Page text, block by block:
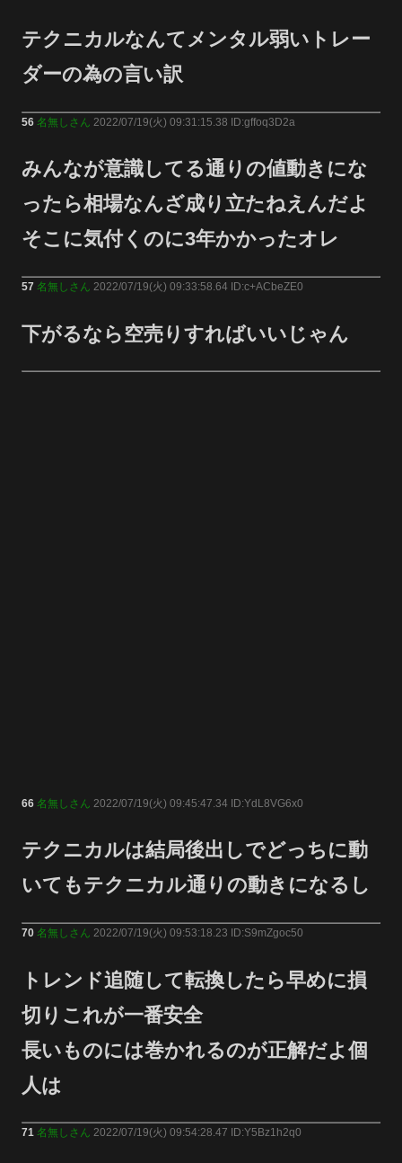
テクニカルなんてメンタル弱いトレー
ダーの為の言い訳
56 名無しさん 2022/07/19(火) 09:31:15.38 ID:gffoq3D2a
みんなが意識してる通りの値動きにな
ったら相場なんざ成り立たねえんだよ
そこに気付くのに3年かかったオレ
57 名無しさん 2022/07/19(火) 09:33:58.64 ID:c+ACbeZE0
下がるなら空売りすればいいじゃん
66 名無しさん 2022/07/19(火) 09:45:47.34 ID:YdL8VG6x0
テクニカルは結局後出しでどっちに動
いてもテクニカル通りの動きになるし
70 名無しさん 2022/07/19(火) 09:53:18.23 ID:S9mZgoc50
トレンド追随して転換したら早めに損
切りこれが一番安全
長いものには巻かれるのが正解だよ個
人は
71 名無しさん 2022/07/19(火) 09:54:28.47 ID:Y5Bz1h2q0